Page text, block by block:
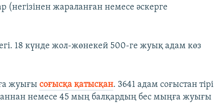
(негізінен жараланған немесе әскерге
18 күнде жол-жөнекей 500-ге жуық адам көз
жуығысоғысқа қатысқан. 3641 адам соғыстан тірі
немесе 45 мың балқардың бес мыңға жуығы